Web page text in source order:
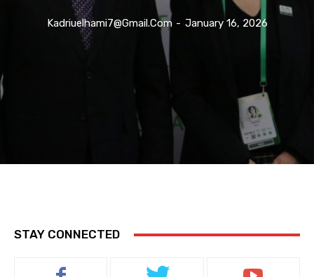
Kadriuelhami7@gmail.com - January 16, 2026
STAY CONNECTED